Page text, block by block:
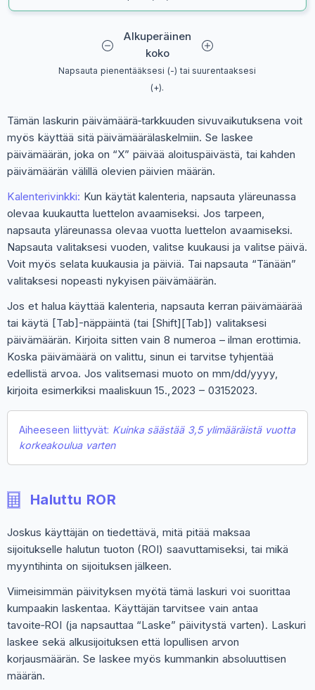
Alkuperäinen
koko
Napsauta pienentääksesi (-) tai suurentaaksesi
(+).
Tämän laskurin päivämäärä‑tarkkuuden sivuvaikutuksena voit
myös käyttää sitä päivämäärälaskelmiin. Se laskee
päivämäärän, joka on “X” päivää aloituspäivästä, tai kahden
päivämäärän välillä olevien päivien määrän.
Kalenterivinkki: Kun käytät kalenteria, napsauta yläreunassa
olevaa kuukautta luettelon avaamiseksi. Jos tarpeen,
napsauta yläreunassa olevaa vuotta luettelon avaamiseksi.
Napsauta valitaksesi vuoden, valitse kuukausi ja valitse päivä.
Voit myös selata kuukausia ja päiviä. Tai napsauta “Tänään”
valitaksesi nopeasti nykyisen päivämäärän.
Jos et halua käyttää kalenteria, napsauta kerran päivämäärää
tai käytä [Tab]-näppäintä (tai [Shift][Tab]) valitaksesi
päivämäärän. Kirjoita sitten vain 8 numeroa – ilman erottimia.
Koska päivämäärä on valittu, sinun ei tarvitse tyhjentää
edellistä arvoa. Jos valitsemasi muoto on mm/dd/yyyy,
kirjoita esimerkiksi maaliskuun 15., 2023 – 03152023.
Aiheeseen liittyvät: Kuinka säästää 3,5 ylimääräistä vuotta
korkeakoulua varten
Haluttu ROR
Joskus käyttäjän on tiedettävä, mitä pitää maksaa
sijoitukselle halutun tuoton (ROI) saavuttamiseksi, tai mikä
myyntihinta on sijoituksen jälkeen.
Viimeisimmän päivityksen myötä tämä laskuri voi suorittaa
kumpaakin laskentaa. Käyttäjän tarvitsee vain antaa
tavoite‑ROI (ja napsauttaa “Laske” päivitystä varten). Laskuri
laskee sekä alkusijoituksen että lopullisen arvon
korjausmäärän. Se laskee myös kummankin absoluuttisen
määrän.